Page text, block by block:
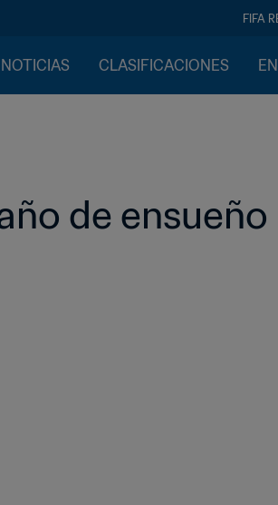
FIFA
NOTICIAS CLASIFICACIONES
de ensueño